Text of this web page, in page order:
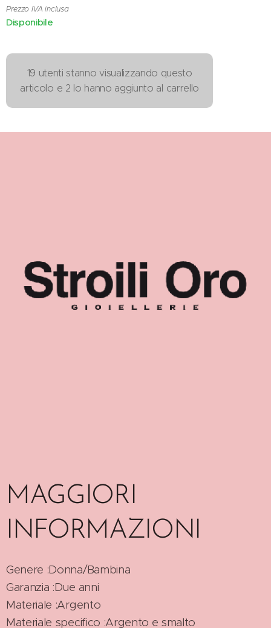
Prezzo IVA inclusa
Disponibile
19 utenti stanno visualizzando questo
articolo e 2 lo hanno aggiunto al carrello
MAGGIORI
INFORMAZIONI
Genere :Donna/Bambina
Garanzia :Due anni
Materiale :Argento
Materiale specifico :Argento e smalto